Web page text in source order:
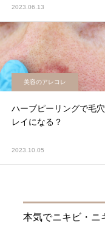
2023.06.13
美容のアレコレ
ハーブピーリングで毛
レイになる？
2023.10.05
本気でニキビ・ニ